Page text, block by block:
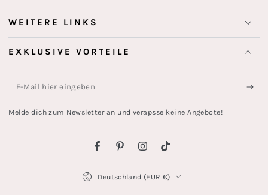
WEITERE LINKS
EXKLUSIVE VORTEILE
E-
Mail
Melde dich zum Newsletter an und verapsse keine Angebote!
FacebookPinterestInstagram
TikTok
Deutschland (EUR €)